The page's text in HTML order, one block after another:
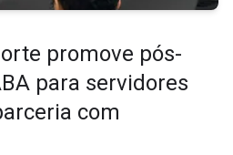
promove pós-
para servidores
com